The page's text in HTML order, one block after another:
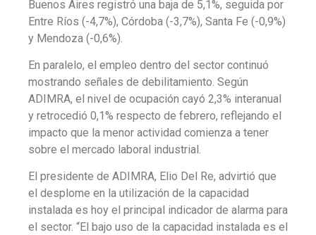
Buenos Aires registró una baja de 5,1%, seguida por
Entre Ríos (-4,7%), Córdoba (-3,7%), Santa Fe (-0,9%)
y Mendoza (-0,6%).
En paralelo, el empleo dentro del sector continuó
mostrando señales de debilitamiento. Según
ADIMRA, el nivel de ocupación cayó 2,3% interanual
y retrocedió 0,1% respecto de febrero, reflejando el
impacto que la menor actividad comienza a tener
sobre el mercado laboral industrial.
El presidente de ADIMRA, Elio Del Re, advirtió que
el desplome en la utilización de la capacidad
instalada es hoy el principal indicador de alarma para
el sector. “El bajo uso de la capacidad instalada es el